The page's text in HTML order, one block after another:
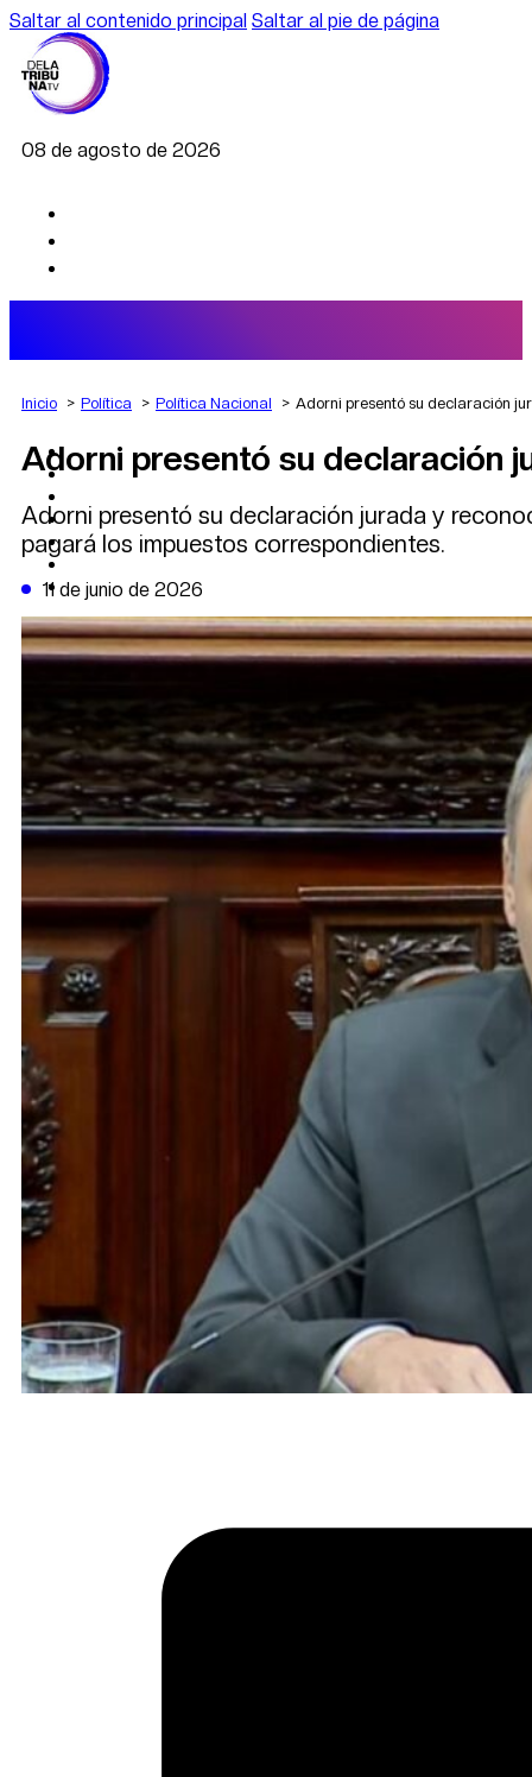
Saltar al contenido principal Saltar al pie de página
08 de agosto de 2026
AGRO
DEPORTES
POLÍTICA
CAMBIO CLIMÁTICO
DATA FIRME
DE LA TRIBUNA TV
Inicio Política Política Nacional Adorni presentó su declaración
Adorni presentó su declaración
Adorni presentó su declaración jurada y
pagará los impuestos correspondientes.
11 de junio de 2026